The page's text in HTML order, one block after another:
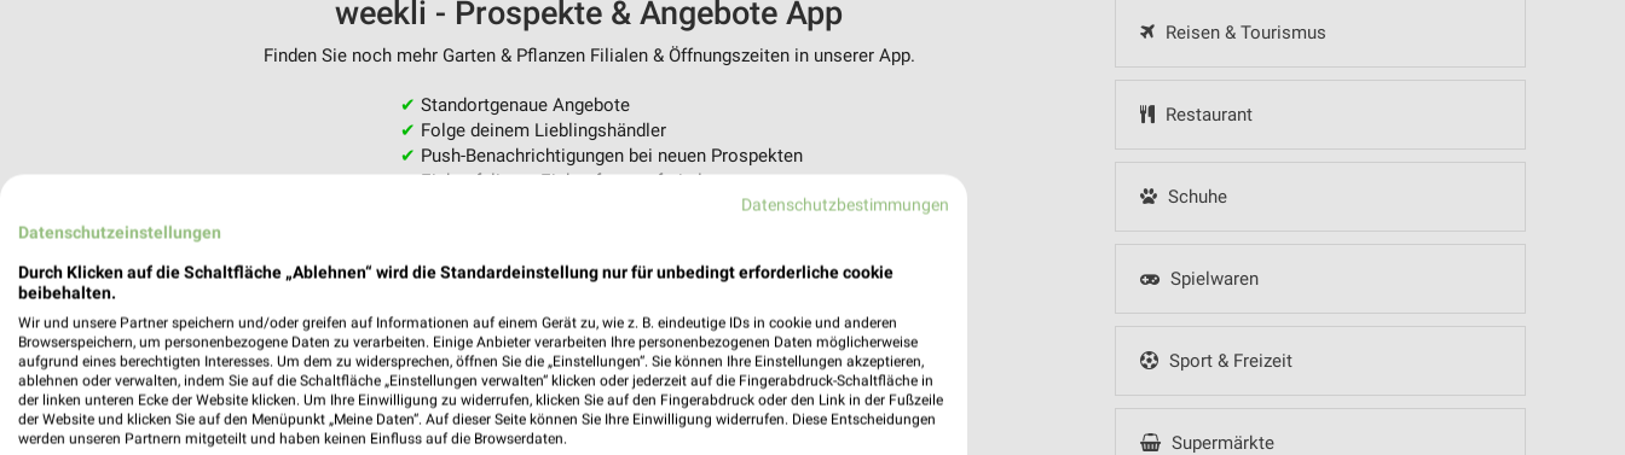
Reisen & Tourismus
Restaurant
Schuhe
Spielwaren
Sport & Freizeit
Supermärkte
weekli - Prospekte & Angebote App
Finden Sie noch mehr Garten & Pflanzen Filialen & Öffnungszeiten in unserer App.
✔ Standortgenaue Angebote
✔ Folge deinem Lieblingshändler
✔ Push-Benachrichtigungen bei neuen Prospekten
✔Einkaufsliste - Einkauf stressfrei planen
Datenschutzbestimmungen
Datenschutzeinstellungen
Durch Klicken auf die Schaltfläche „Ablehnen“ wird die Standardeinstellung nur für unbedingt erforderliche cookie
beibehalten.
Wir und unsere Partner speichern und/oder greifen auf Informationen auf einem Gerät zu, wie z. B. eindeutige IDs in cookie und anderen
Browserspeichern, um personenbezogene Daten zu verarbeiten. Einige Anbieter verarbeiten Ihre personenbezogenen Daten möglicherweise
aufgrund eines berechtigten Interesses. Um dem zu widersprechen, öffnen Sie die „Einstellungen“. Sie können Ihre Einstellungen akzeptieren,
ablehnen oder verwalten, indem Sie auf die Schaltfläche „Einstellungen verwalten“ klicken oder jederzeit auf die Fingerabdruck-Schaltfläche in
der linken unteren Ecke der Website klicken. Um Ihre Einwilligung zu widerrufen, klicken Sie auf den Fingerabdruck oder den Link in der Fußzeile
der Website und klicken Sie auf den Menüpunkt „Meine Daten“. Auf dieser Seite können Sie Ihre Einwilligung widerrufen. Diese Entscheidungen
werden unseren Partnern mitgeteilt und haben keinen Einfluss auf die Browserdaten.